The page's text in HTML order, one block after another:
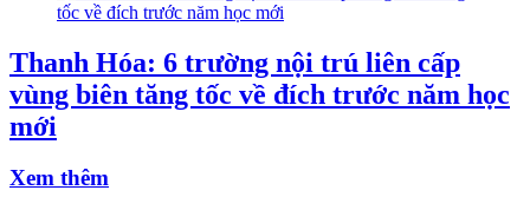
Thanh Hóa: 6 trường nội trú liên cấp
vùng biên tăng tốc về đích trước năm học
mới
Xem thêm